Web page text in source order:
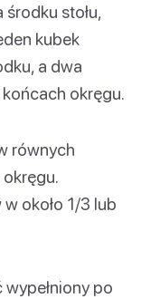
stołu,
kubek
a dwa
okręgu.
równych
około 1/3 lub
po